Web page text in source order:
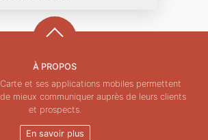
À PROPOS
et ses applications mobiles permettent
mieux communiquer auprès de leurs clients
et prospects.
En savoir plus